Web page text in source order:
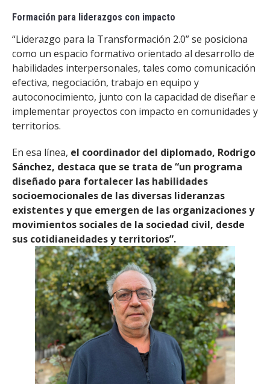
Formación para liderazgos con impacto
“Liderazgo para la Transformación 2.0” se posiciona
como un espacio formativo orientado al desarrollo de
habilidades interpersonales, tales como comunicación
efectiva, negociación, trabajo en equipo y
autoconocimiento, junto con la capacidad de diseñar e
implementar proyectos con impacto en comunidades y
territorios.
En esa línea, el coordinador del diplomado, Rodrigo
Sánchez, destaca que se trata de “un programa
diseñado para fortalecer las habilidades
socioemocionales de las diversas lideranzas
existentes y que emergen de las organizaciones y
movimientos sociales de la sociedad civil, desde
sus cotidianeidades y territorios”.